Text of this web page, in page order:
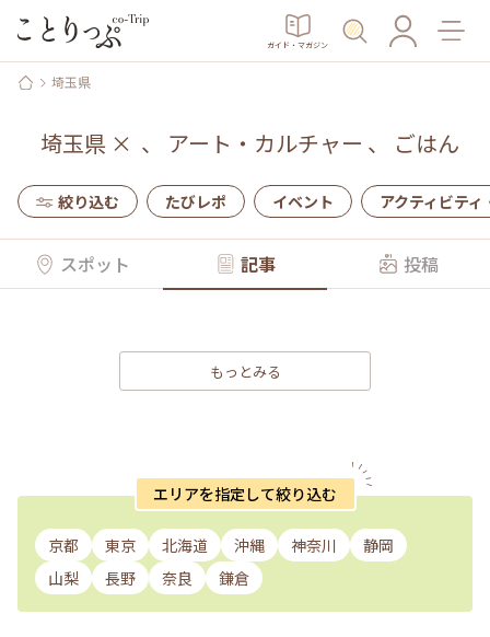
ガイド・マガジン
埼玉県
埼玉県× 、 アート・カルチャー 、 ごはん
絞り込む たびレポ イベント アクティビティ
スポット 記事 投稿
もっとみる
エリアを指定して絞り込む
京都 東京 北海道 沖縄 神奈川
静岡
山梨
長野 奈良 鎌倉